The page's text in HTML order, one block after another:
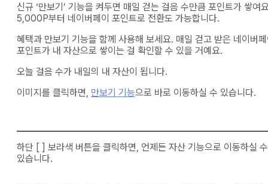
신규 ‘만보기’ 기능을 켜두면 매일 걷는 걸음 수만큼 포인트가 쌓여
5,000P부터 네이버페이 포인트로 전환도 가능합니다.
혜택과 만보기 기능을 함께 사용해 보세요. 매일 걷고 받은 네이버
포인트가 내 자산으로 쌓이는 걸 확인할 수 있을 거예요.
오늘 걸음 수가 내일의 내 자산이 됩니다.
이미지를 클릭하면, 만보기 기능으로 바로 이동하실 수 있습니다.
하단 [ ] 보라색 버튼을 클릭하면, 언제든 자산 기능으로 이동하실 수
있습니다.